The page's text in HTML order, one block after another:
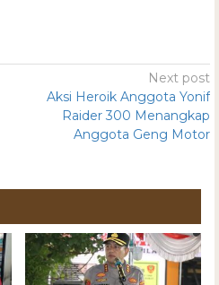
Next post
Aksi Heroik Anggota Yonif
Raider 300 Menangkap
Anggota Geng Motor